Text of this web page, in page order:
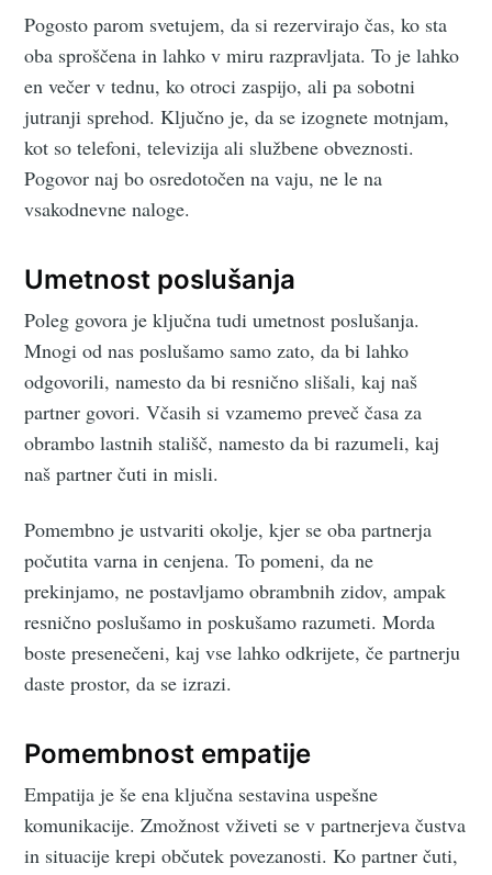
Pogosto parom svetujem, da si rezervirajo čas, ko sta
oba sproščena in lahko v miru razpravljata. To je lahko
en večer v tednu, ko otroci zaspijo, ali pa sobotni
jutranji sprehod. Ključno je, da se izognete motnjam,
kot so telefoni, televizija ali službene obveznosti.
Pogovor naj bo osredotočen na vaju, ne le na
vsakodnevne naloge.
Umetnost poslušanja
Poleg govora je ključna tudi umetnost poslušanja.
Mnogi od nas poslušamo samo zato, da bi lahko
odgovorili, namesto da bi resnično slišali, kaj naš
partner govori. Včasih si vzamemo preveč časa za
obrambo lastnih stališč, namesto da bi razumeli, kaj
naš partner čuti in misli.
Pomembno je ustvariti okolje, kjer se oba partnerja
počutita varna in cenjena. To pomeni, da ne
prekinjamo, ne postavljamo obrambnih zidov, ampak
resnično poslušamo in poskušamo razumeti. Morda
boste presenečeni, kaj vse lahko odkrijete, če partnerju
daste prostor, da se izrazi.
Pomembnost empatije
Empatija je še ena ključna sestavina uspešne
komunikacije. Zmožnost vživeti se v partnerjeva čustva
in situacije krepi občutek povezanosti. Ko partner čuti,